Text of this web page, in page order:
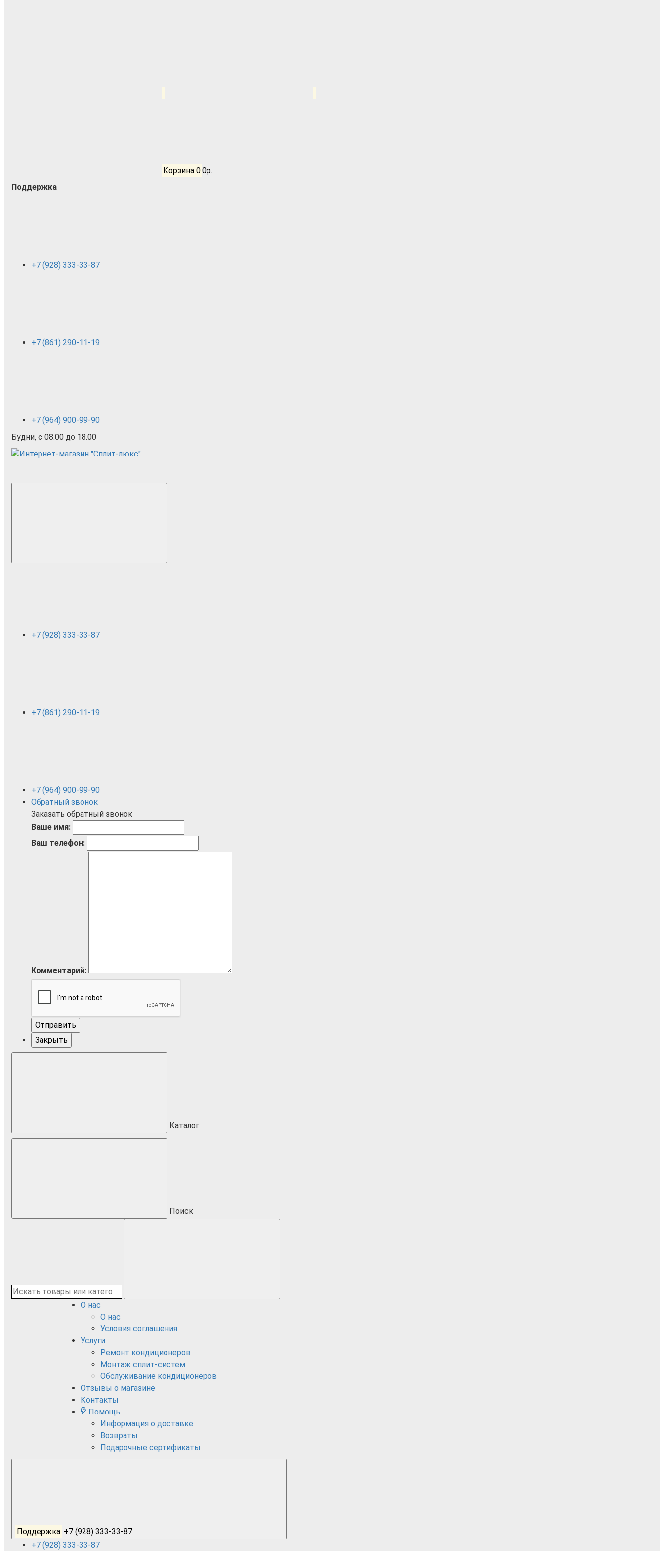
Корзина 00р.
Поддержка
+7 (928) 333-33-87
+7 (861) 290-11-19
+7 (964) 900-99-90
Будни, с 08.00 до 18.00
+7 (928) 333-33-87
+7 (861) 290-11-19
+7 (964) 900-99-90
Обратный звонок
Заказать обратный звонок
Ваше имя:
Ваш телефон:
Комментарий:
Отправить
Закрыть
Каталог
Поиск
О нас
О нас
Условия соглашения
Услуги
Ремонт кондиционеров
Монтаж сплит-систем
Обслуживание кондиционеров
Отзывы о магазине
Контакты
Помощь
Информация о доставке
Возвраты
Подарочные сертификаты
Поддержка +7 (928) 333-33-87
+7 (928) 333-33-87